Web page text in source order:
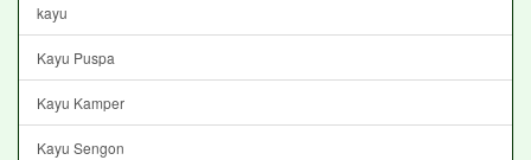
kayu
Kayu Puspa
Kayu Kamper
Kayu Sengon